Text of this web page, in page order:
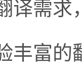
译需求
丰富的